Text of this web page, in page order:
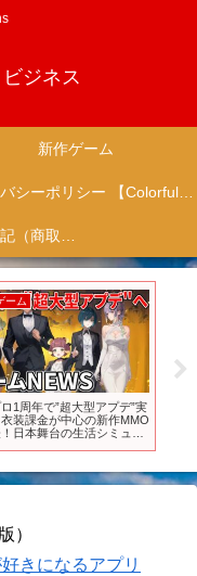
ジネス
新作ゲーム
プライバシーポリシー 【Colorful Creation】
特定商取引法に基づく表記（商取引に関する開示）
ーム
1周年で”超大型アプデ”実
装課金が中心の新作MMO
日本舞台の生活シミュレ
）
きになるアプリ